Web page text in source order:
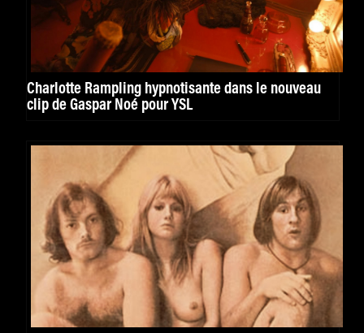
Charlotte Rampling hypnotisante dans le nouveau
clip de Gaspar Noé pour YSL